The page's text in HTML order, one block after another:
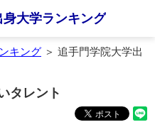
大学ランキング
キング ＞ 追手門学院大学出
タレント